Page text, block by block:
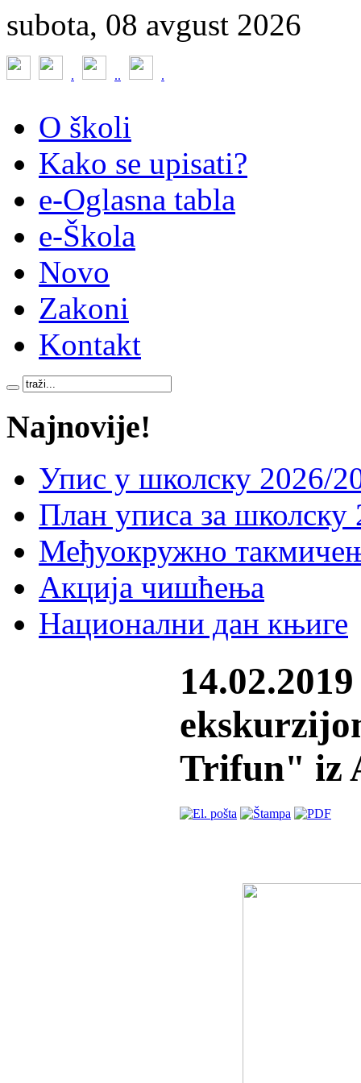
subota, 08 avgust 2026
. .. .
O školi
Kako se upisati?
e-Oglasna tabla
e-Škola
Novo
Zakoni
Kontakt
Najnovije!
Упис у школску 2026/
План уписа за школску
Међуокружно
Акција чишћења
Национални дан књиге
Trifun" iz